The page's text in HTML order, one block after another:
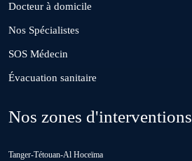
Hattane
Khouribga
Loulad
Docteur à domicile
Nos Spécialistes
SOS Médecin
Évacuation sanitaire
Nos zones d'interventions
Tanger-Tétouan-Al Hoceïma